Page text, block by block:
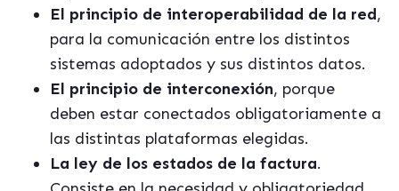
El principio de interoperabilidad de la red,
para la comunicación entre los distintos
sistemas adoptados y sus distintos datos.
El principio de interconexión, porque
deben estar conectados obligatoriamente a
las distintas plataformas elegidas.
La ley de los estados de la factura.